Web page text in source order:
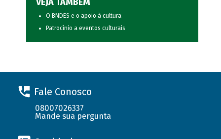
VEJA TAMBÉM
O BNDES e o apoio à cultura
Patrocínio a eventos culturais
Fale Conosco
08007026337
Mande sua pergunta